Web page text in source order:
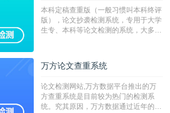
本科定稿查重版（一般习惯叫本科终评
版），论文抄袭检测系统，专用于大学
生专、本科等论文检测的系统，大多数
万方论文查重系统
论文检测网站,万方数据平台推出的万
方查重系统是目前较为热门的检测系
统。究其原因，万方数据通过近年的发